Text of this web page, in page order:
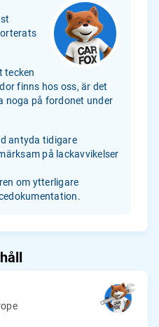
tecken
finns hos oss, är det
på fordonet under
antyda tidigare
på lackavvikelser
om ytterligare